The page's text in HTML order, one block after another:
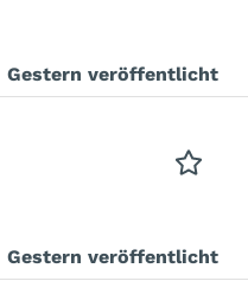
Gestern veröffentlicht
Gestern veröffentlicht